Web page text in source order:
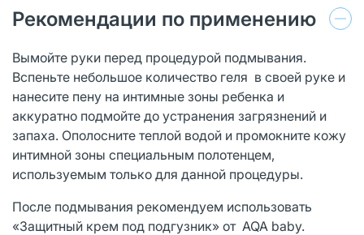
Рекомендации по применению
Вымойте руки перед процедурой подмывания.
Вспеньте небольшое количество геля в своей руке и
нанесите пену на интимные зоны ребенка и
аккуратно подмойте до устранения загрязнений и
запаха. Ополосните теплой водой и промокните кожу
интимной зоны специальным полотенцем,
используемым только для данной процедуры.
После подмывания рекомендуем использовать
«Защитный крем под подгузник» от AQA baby.